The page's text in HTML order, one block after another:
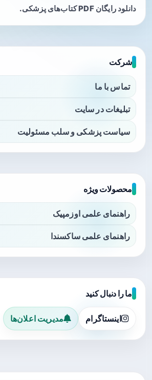
دانلود رایگان PDF کتاب‌های پزشکی.
شرکت
تماس با ما
تبلیغات در سایت
سیاست پزشکی و سلب مسئولیت
محصولات ویژه
راهنمای علمی اوزمپیک
راهنمای علمی ساکسندا
ما را دنبال کنید
اینستاگرام مدیریت اعلان‌ها